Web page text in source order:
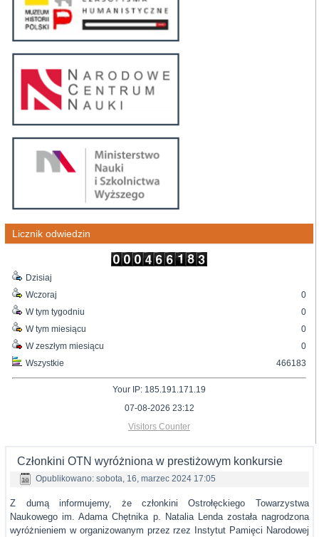
Licznik odwiedzin
Dzisiaj
Wczoraj
W tym tygodniu
W tym miesiącu
W zeszłym miesiącu
Wszystkie
0
0
0
0
466183
Your IP: 185.191.171.19
07-08-2026 23:12
Visitors Counter
Członkini OTN wyróżniona w prestiżowym konkursie
Opublikowano: sobota, 16, marzec 2024 17:05
Z dumą informujemy, że członkini Ostrołęckiego Towarzystwa
Naukowego im. Adama Chętnika p. Natalia Lenda została nagrodzona
wyróżnieniem w organizowanym przez rzez Instytut Pamięci Narodowej